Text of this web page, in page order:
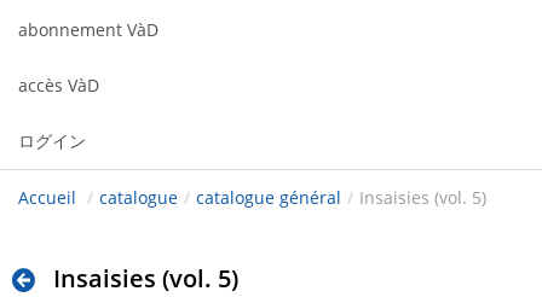
abonnement VàD
accès VàD
ログイン
Accueil / catalogue / catalogue général / Insaisies (vol. 5)
Insaisies (vol. 5)